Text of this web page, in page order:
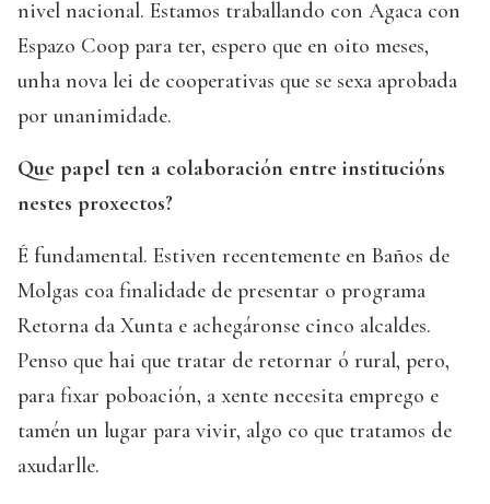
nivel nacional. Estamos traballando con Agaca con
Espazo Coop para ter, espero que en oito meses,
unha nova lei de cooperativas que se sexa aprobada
por unanimidade.
Que papel ten a colaboración entre institucións
nestes proxectos?
É fundamental. Estiven recentemente en Baños de
Molgas coa finalidade de presentar o programa
Retorna da Xunta e achegáronse cinco alcaldes.
Penso que hai que tratar de retornar ó rural, pero,
para fixar poboación, a xente necesita emprego e
tamén un lugar para vivir, algo co que tratamos de
axudarlle.